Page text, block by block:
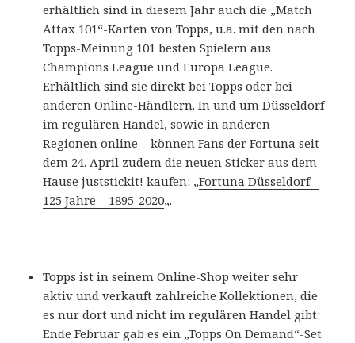
erhältlich sind in diesem Jahr auch die „Match
Attax 101“-Karten von Topps, u.a. mit den nach
Topps-Meinung 101 besten Spielern aus
Champions League und Europa League.
Erhältlich sind siedirekt bei Topps oder bei
anderen Online-Händlern. In und um Düsseldorf
im regulären Handel, sowie in anderen
Regionen online – können Fans der Fortuna seit
dem 24. April zudem die neuen Sticker aus dem
Hause juststickit! kaufen: „Fortuna Düsseldorf –
125 Jahre – 1895-2020„.
Topps ist in seinem Online-Shop weiter sehr
aktiv und verkauft zahlreiche Kollektionen, die
es nur dort und nicht im regulären Handel gibt:
Ende Februar gab es ein „Topps On Demand“-Set